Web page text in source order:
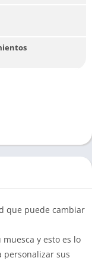
que puede cambiar
y esto es lo
personalizar sus